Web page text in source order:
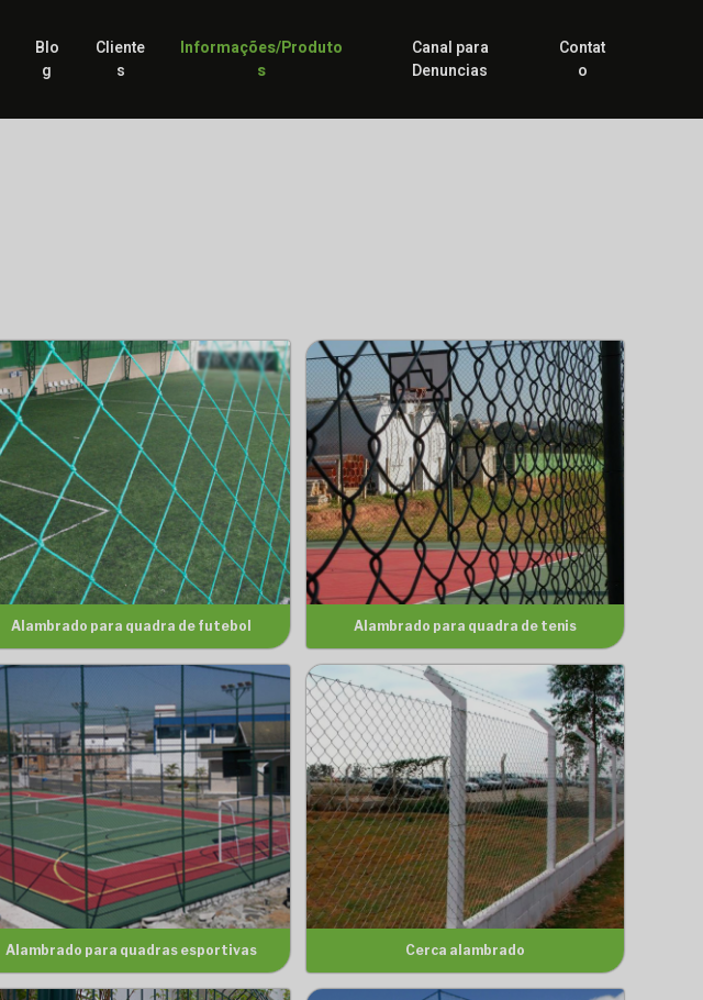
Blo
g
Cliente
s
Informações/Produto
s
Canal para
Denuncias
Contat
o
Alambrado para quadra de futebol Alambrado para quadra de tenis
Alambrado para quadras esportivas Cerca alambrado